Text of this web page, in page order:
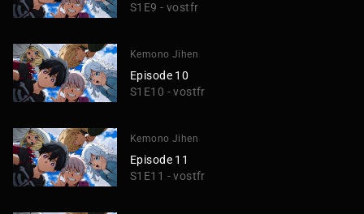
S1E9 - vostfr
Kemono Jihen
Episode 10
S1E10 - vostfr
Kemono Jihen
Episode 11
S1E11 - vostfr